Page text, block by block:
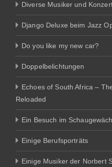
Diverse Musiker und
Django Deluxe beim Jazz
Do you like my new car?
Doppelbelichtungen
Echoes of South Africa –
Reloaded
Ein Besuch im
Einige Berufsporträts
Einige Musiker der Norbert